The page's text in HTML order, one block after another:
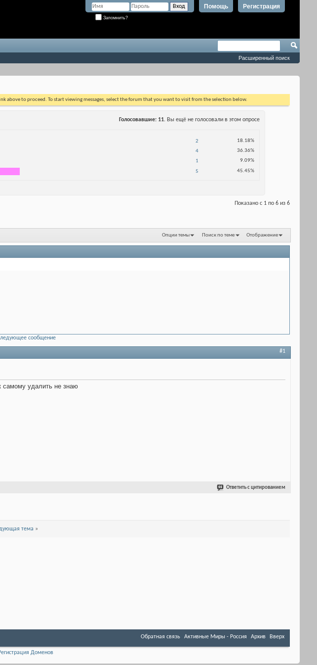
Регистрация
Помощь
Запомнить?
Расширенный поиск
above to proceed. To start viewing messages, select the forum that you want to visit from the selection below.
Голосовавшие 11. Вы ещё не голосовали в этом опросе
2 18.18%
4 36.36%
1 9.09%
5 45.45%
Показано с 1 по 6 из 6
Опции темы Поиск по теме Отображение
сообщение
#1
самому удалить не знаю
Ответить с цитированием
тема »
Обратная связь Активные Миры - Россия Архив Вверх
Доменов